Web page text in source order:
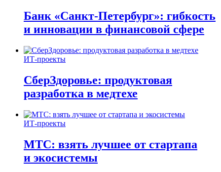
Банк «Санкт-Петербург»: гибкость
и инновации в финансовой сфере
ИТ-проекты
СберЗдоровье: продуктовая
разработка в медтехе
ИТ-проекты
МТС: взять лучшее от стартапа
и экосистемы